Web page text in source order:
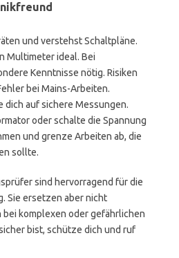
und verstehst Schaltpläne.
Multimeter ideal. Bei
Kenntnisse nötig. Risiken
bei Mains-Arbeiten.
dich auf sichere Messungen.
oder schalte die Spannung
und grenze Arbeiten ab, die
sollte.
sind hervorragend für die
Sie ersetzen aber nicht
komplexen oder gefährlichen
bist, schütze dich und ruf